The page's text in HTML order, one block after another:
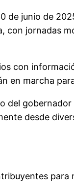
de junio de
con jornadas
con
en marcha
del
desde
para